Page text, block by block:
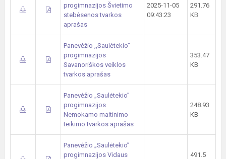
progimnazijos Švietimo
stebėsenos tvarkos
aprašas
2025-11-05
09:43:23
291.76
KB
Panevėžio ,,Saulėtekio”
progimnazijos
Savanoriškos veiklos
tvarkos aprašas
353.47
KB
Panevėžio „Saulėtekio”
progimnazijos
Nemokamo maitinimo
teikimo tvarkos aprašas
248.93
KB
Panevėžio „Saulėtekio”
progimnazijos Vidaus
491.5